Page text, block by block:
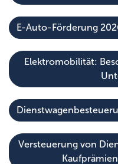
E-Auto-Förderung
Elektromobilität:
Versteuerung von